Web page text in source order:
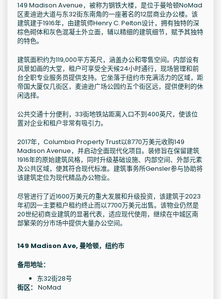
149 Madison Avenue，被称为钢铁大楼，是位于曼哈顿NoMad
区麦迪逊大道与东32街东南角的一座著名的12层商业办公楼。该
建筑建于1916年，由建筑师Henry C. Pelton设计，拥有独特的深
棕色砌体和灰色混凝土外立面，辅以精细的建筑细节，赋予其独特
的特色。
建筑面积约为119,000平方英尺，涵盖办公和零售空间。内部设有
风景如画的大堂，租户可享受全天候24小时通行，现场管理和前
台全职专业服务员提供支持。它坐落于纽约市充满活力的区域，距
帝国大厦仅几街区，麦迪逊广场公园约五个街区远，提供便利的休
闲选择。
公共交通十分便利，33街地铁站距离入口不到400英尺，使该位
置对企业和租户非常有吸引力。
2017年，Columbia Property Trust以8770万美元收购149
Madison Avenue，并启动全面现代化项目。装修旨在保留建筑
1916年的原始建筑风格，同时升级基础设施、内部空间、外部元素
及公共区域，使其符合现代标准。建筑事务所Gensler参与协助将
该建筑定位为现代精品办公物业。
尽管进行了近1600万美元的重大发展和升级投资，该建筑于2023
年初因一主要租户租约终止而以7700万美元出售。该物业仍然是
20世纪初商业建筑的显著代表，适应现代使用，继续在中城区南
部繁荣的分市场中提供大量办公空间。
149 Madison Ave, 曼哈顿，纽约市
备用地址：
东32街28号
街区： NoMad